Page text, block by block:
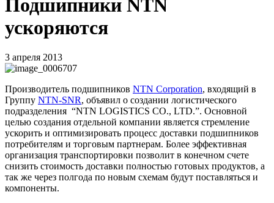
Подшипники NTN
ускоряются
3 апреля 2013
Производитель подшипников NTN Corporation, входящий в
Группу NTN-SNR, объявил о создании логистического
подразделения “NTN LOGISTICS CO., LTD.”. Основной
целью создания отдельной компании является стремление
ускорить и оптимизировать процесс доставки подшипников
потребителям и торговым партнерам. Более эффективная
организация транспортировки позволит в конечном счете
снизить стоимость доставки полностью готовых продуктов, а
так же через полгода по новым схемам будут поставляться и
компоненты.